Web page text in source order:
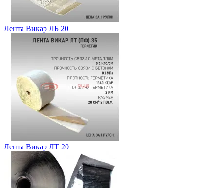
Лента Викар ЛБ 20
Лента Викар ЛТ 20